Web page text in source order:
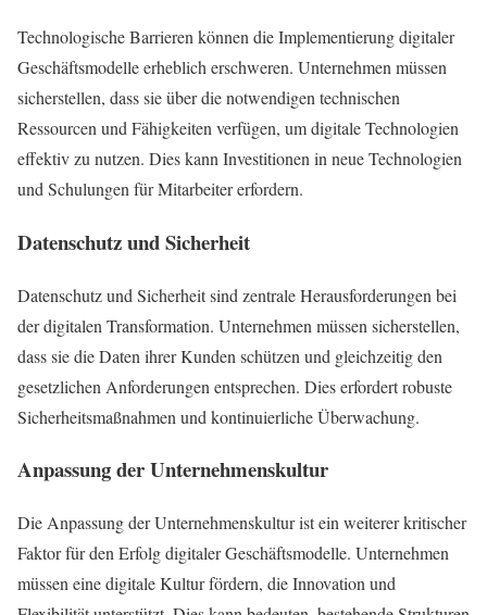
Technologische Barrieren können die Implementierung digitaler
Geschäftsmodelle erheblich erschweren. Unternehmen müssen
sicherstellen, dass sie über die notwendigen technischen
Ressourcen und Fähigkeiten verfügen, um digitale Technologien
effektiv zu nutzen. Dies kann Investitionen in neue Technologien
und Schulungen für Mitarbeiter erfordern.
Datenschutz und Sicherheit
Datenschutz und Sicherheit sind zentrale Herausforderungen bei
der digitalen Transformation. Unternehmen müssen sicherstellen,
dass sie die Daten ihrer Kunden schützen und gleichzeitig den
gesetzlichen Anforderungen entsprechen. Dies erfordert robuste
Sicherheitsmaßnahmen und kontinuierliche Überwachung.
Anpassung der Unternehmenskultur
Die Anpassung der Unternehmenskultur ist ein weiterer kritischer
Faktor für den Erfolg digitaler Geschäftsmodelle. Unternehmen
müssen eine digitale Kultur fördern, die Innovation und